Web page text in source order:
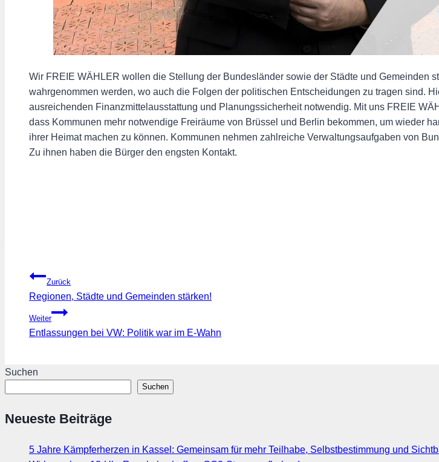
Wir FREIE WÄHLER wollen die Stellung der Bundesländer sowie der Städte und Gemeinden
wahrgenommen werden, wo auch die Folgen der politischen Entscheidungen zu tragen sind.
ausreichenden Finanzmittelausstattung und Planungssicherheit notwendig. Mit uns FREIE
dass Kommunen mehr notwendige Freiräume von Brüssel und Berlin bekommen, um wieder
ihrer Heimat machen zu können. Kommunen nehmen zahlreiche Verwaltungsaufgaben von
Zu ihnen haben die Bürger den engsten Kontakt.
Beitragsnavigation
Zurück
Regionen, Städte und Gemeinden stärken!
Weiter
Entlassungen bei VW: Politik war im E-Wahn
Suchen
Suchen
Neueste Beiträge
5 Jahre Kämpferherzen in Kassel: Gemeinsam für mehr Teilhabe, Selbstbestimmung und